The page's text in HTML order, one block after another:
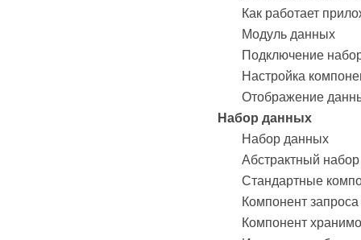
Как работает
Модуль данных
Подключение
Настройка
Отображение
Набор данных
Набор данных
Абстрактный
Стандартные
Компонент запроса
Компонент